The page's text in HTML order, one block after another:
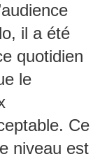
il a été
quotidien
le
Ce
niveau est